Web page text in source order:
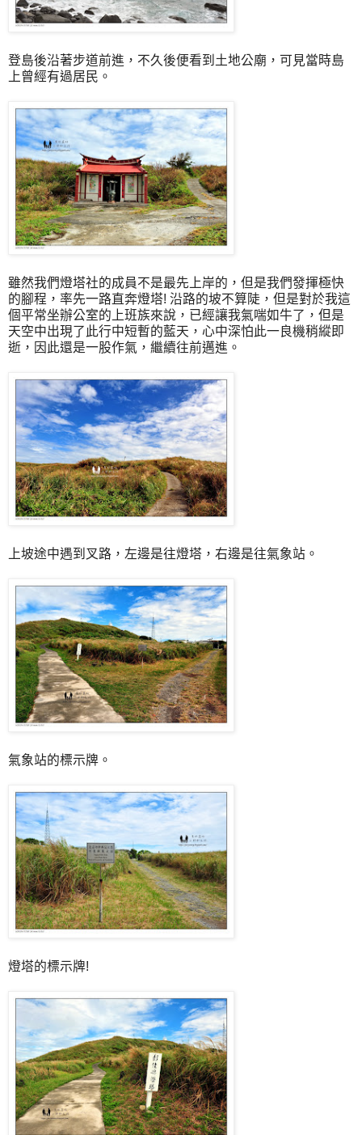
登島後沿著步道前進，不久後便看到土地公廟，可見當時島
上曾經有過居民。
雖然我們燈塔社的成員不是最先上岸的，但是我們發揮極快
的腳程，率先一路直奔燈塔! 沿路的坡不算陡，但是對於我這
個平常坐辦公室的上班族來說，已經讓我氣喘如牛了，但是
天空中出現了此行中短暫的藍天，心中深怕此一良機稍縱即
逝，因此還是一股作氣，繼續往前邁進。
上坡途中遇到叉路，左邊是往燈塔，右邊是往氣象站。
氣象站的標示牌。
燈塔的標示牌!